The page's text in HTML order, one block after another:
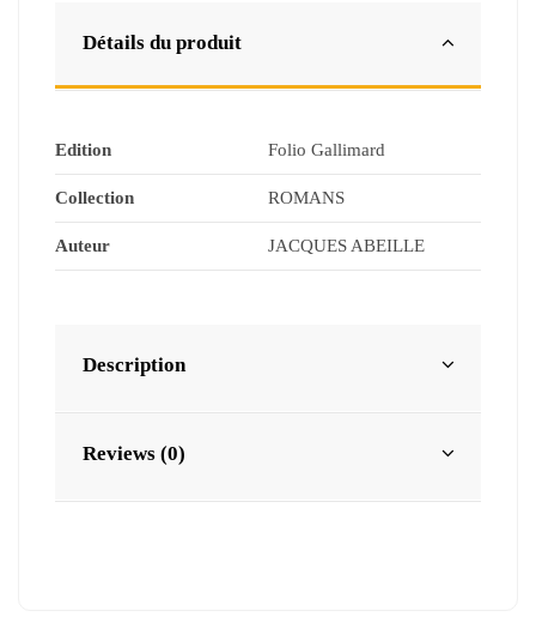
Détails du produit
Edition Folio Gallimard
Collection ROMANS
Auteur JACQUES ABEILLE
Description
Reviews (0)